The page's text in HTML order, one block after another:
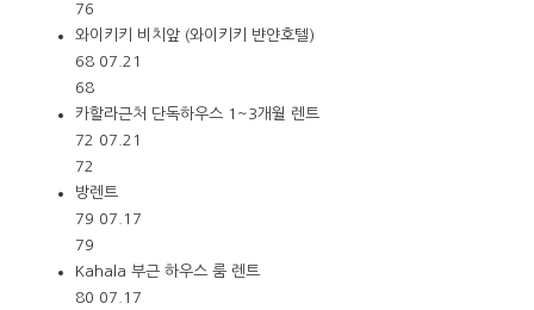
76
와이키키 비치앞 (와이키키 뱐얀호텔)
68 07.21
68
카할라근처 단독하우스 1~3개월 렌트
72 07.21
72
방렌트
79 07.17
79
Kahala 부근 하우스 룸 렌트
80 07.17